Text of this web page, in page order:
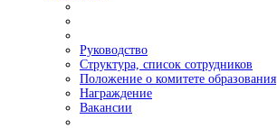
Руководство
Структура, список сотрудников
Положение о комитете образования
Награждение
Вакансии